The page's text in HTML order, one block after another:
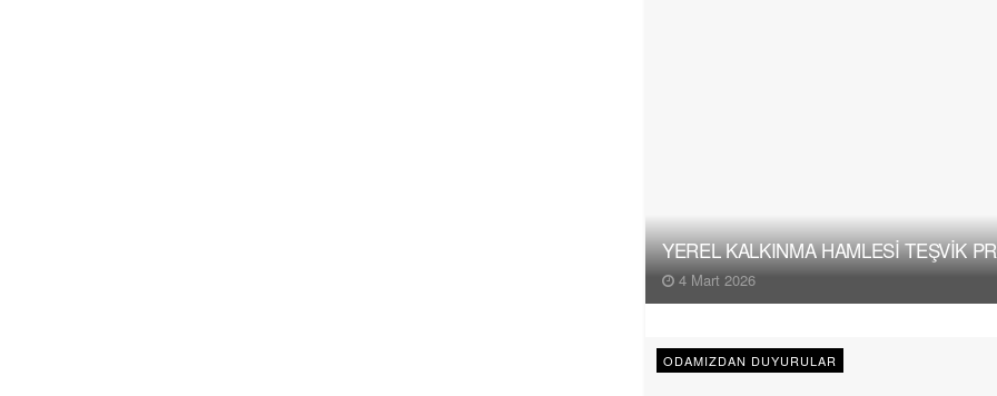
YEREL KALKINMA HAMLESİ TEŞVİK
4 Mart 2026
ODAMIZDAN DUYURULAR